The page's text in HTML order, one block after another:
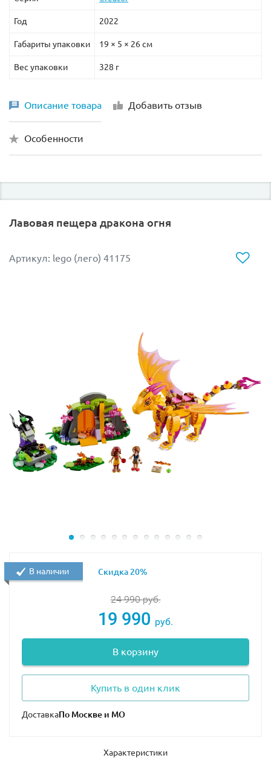
- 2 куколки: Наида и Розалин
медвежонок
- аксессуары для игры
Год 2022
Габариты упаковки 19 × 5 × 26 см
Вес упаковки 328 г
Описание товара Добавить отзыв
Особенности
Лавовая пещера дракона огня
Артикул: lego (лего) 41175
24 990руб.
19 990 руб.
В корзину
Купить в один клик
Доставка
В наличии Скидка 20%
Характеристики